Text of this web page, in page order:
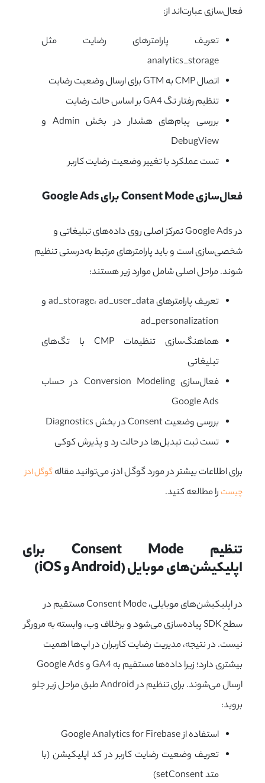
فعال‌سازی عبارت‌اند از:
تعریف پارامترهای رضایت مثل
analytics_storage
اتصال CMP به GTM برای ارسال وضعیت رضایت
تنظیم رفتار تگ GA4 بر اساس حالت رضایت
بررسی پیام‌های هشدار در بخش Admin و
DebugView
تست عملکرد با تغییر وضعیت رضایت کاربر
فعال‌سازی Consent Mode برای Google Ads
در Google Ads تمرکز اصلی روی داده‌های تبلیغاتی و
شخصی‌سازی است و باید پارامترهای مرتبط به‌درستی تنظیم
شوند. مراحل اصلی شامل موارد زیر هستند:
تعریف پارامترهای ad_storage، ad_user_data و
ad_personalization
هماهنگ‌سازی تنظیمات CMP با تگ‌های
تبلیغاتی
فعال‌سازی Conversion Modeling در حساب
Google Ads
بررسی وضعیت Consent در بخش Diagnostics
تست ثبت تبدیل‌ها در حالت رد و پذیرش کوکی
برای اطلاعات بیشتر در مورد گوگل ادز، می‌توانید مقالهگوگل ادز
چیسترا مطالعه کنید.
اپلیکیشن‌های موبایل (Android و iOS)
در اپلیکیشن‌های موبایلی، Consent Mode مستقیم در
سطح SDK پیاده‌سازی می‌شود و برخلاف وب، وابسته به مرورگر
نیست. در نتیجه، مدیریت رضایت کاربران در اپ‌ها اهمیت
بیشتری دارد؛ زیرا داده‌ها مستقیم به GA4 و Google Ads
ارسال می‌شوند. برای تنظیم در Android طبق مراحل زیر جلو
بروید:
استفاده از Google Analytics for Firebase
تعریف وضعیت رضایت کاربر در کد اپلیکیشن (با
متد setConsent)